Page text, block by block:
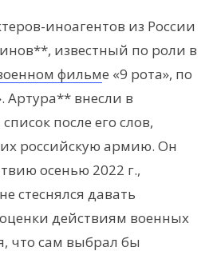
иноагентов из России
известный по роли в
фильме «9 рота», по
Артура** внесли в
после его слов,
российскую армию. Он
осенью 2022 г.,
стеснялся давать
действиям военных
что сам выбрал бы